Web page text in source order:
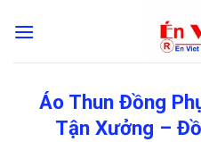
Áo Thun Đồng
Tận Xưởng –